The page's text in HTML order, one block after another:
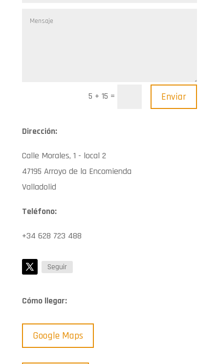
5 + 15 = Enviar
Dirección:
Calle Morales, 1 - local 2
47195 Arroyo de la Encomienda
Valladolid
Teléfono:
+34 628 723 488
Seguir
Cómo llegar:
Google Maps